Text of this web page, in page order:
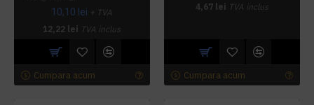
10,10 lei + TVA
12,22 lei TVA inclus
Cumpara acum
4,67 lei TVA inclus
Cumpara acum